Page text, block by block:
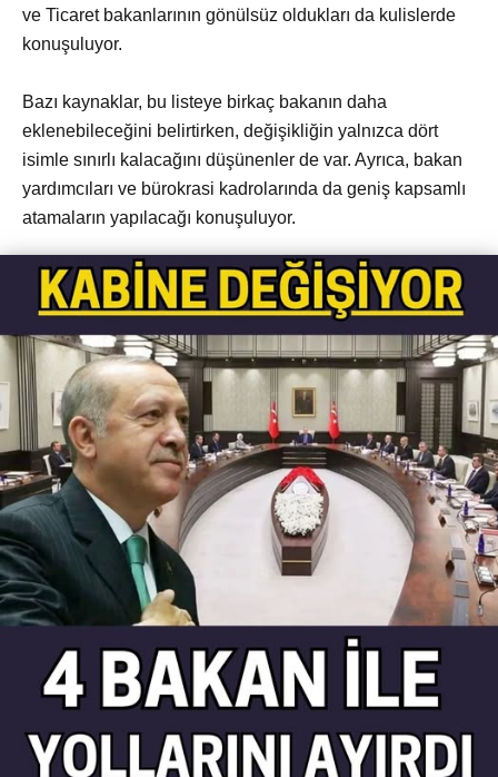
ve Ticaret bakanlarının gönülsüz oldukları da kulislerde
konuşuluyor.
Bazı kaynaklar, bu listeye birkaç bakanın daha
eklenebileceğini belirtirken, değişikliğin yalnızca dört
isimle sınırlı kalacağını düşünenler de var. Ayrıca, bakan
yardımcıları ve bürokrasi kadrolarında da geniş kapsamlı
atamaların yapılacağı konuşuluyor.